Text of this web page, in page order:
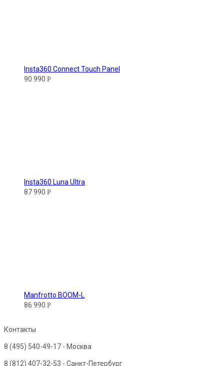
Insta360 Connect Touch Panel
90 990 Р
Insta360 Luna Ultra
87 990 Р
Manfrotto BOOM-L
86 990 Р
Контакты
8 (495) 540-49-17 - Москва
8 (812) 407-32-53 - Санкт-Петербург